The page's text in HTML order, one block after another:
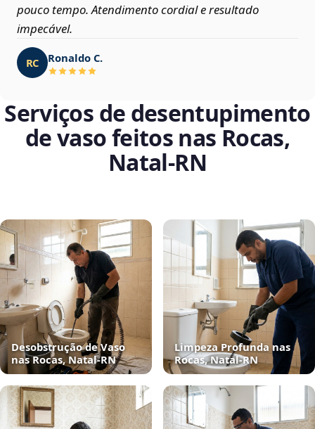
pouco tempo. Atendimento cordial e resultado
impecável.
RC Ronaldo C.
Serviços de desentupimento
de vaso feitos nas Rocas,
Natal‑RN
Desobstrução de Vaso
nas Rocas, Natal‑RN
Limpeza Profunda nas
Rocas, Natal‑RN